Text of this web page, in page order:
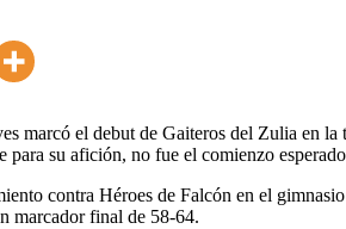
marcó el debut de Gaiteros del Zulia en
para su afición, no fue el comienzo
contra Héroes de Falcón en el
marcador final de 58-64.